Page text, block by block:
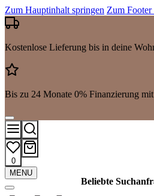
Zum Hauptinhalt springen Zum Footer
Kostenlose Lieferung bis in deine
Bis zu 24 Monate 0% Finanzierung
0
Beliebte
MENU